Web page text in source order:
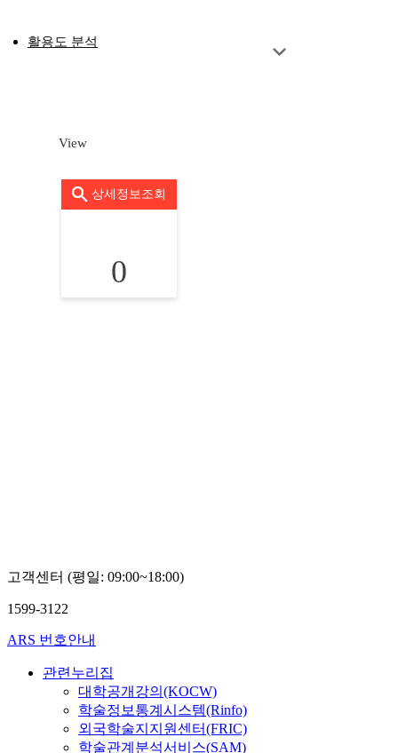
활용도 분석
View
상세정보조회
0
고객센터 (평일: 09:00~18:00)
1599-3122
ARS 번호안내
관련누리집
대학공개강의(KOCW)
학술정보통계시스템(Rinfo)
외국학술지지원센터(FRIC)
학술관계분석서비스(SAM)